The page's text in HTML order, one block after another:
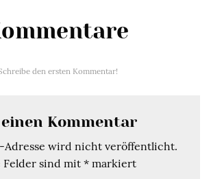
den ersten Kommentar!
Kommentar
Adresse wird nicht veröffentlicht.
sind mit* markiert